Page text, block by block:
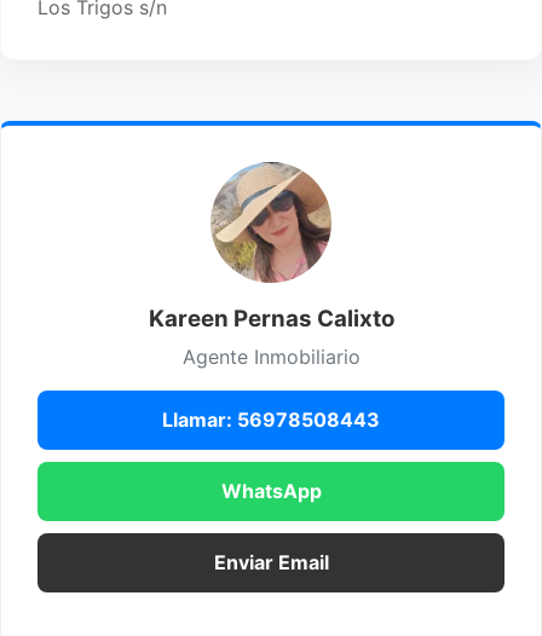
Los Trigos s/n
Kareen Pernas Calixto
Agente Inmobiliario
Llamar: 56978508443
WhatsApp
Enviar Email